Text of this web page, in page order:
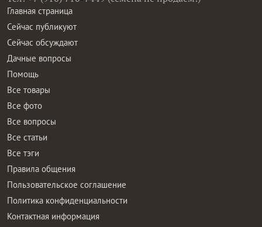
Главная страница
Сейчас публикуют
Сейчас обсуждают
Дачные вопросы
Помощь
Все товары
Все фото
Все вопросы
Все статьи
Все тэги
Правила общения
Пользовательское соглашение
Политика конфиденциальности
Контактная информация